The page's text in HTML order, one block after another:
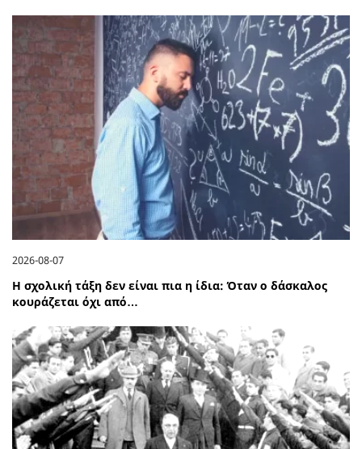
2026-08-07
Η σχολική τάξη δεν είναι πια η ίδια: Όταν ο δάσκαλος
κουράζεται όχι από…